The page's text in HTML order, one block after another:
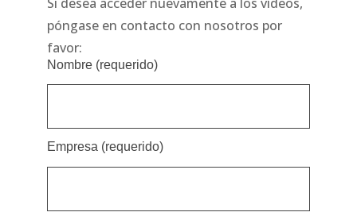
póngase en contacto con nosotros por
favor:
Nombre (requerido)
Empresa (requerido)